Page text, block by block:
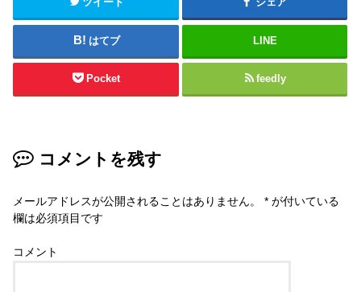
はてブ LINE
Pocket feedly
コメントを残す
メールアドレスが公開されることはありません。 * が付いている
欄は必須項目です
コメント